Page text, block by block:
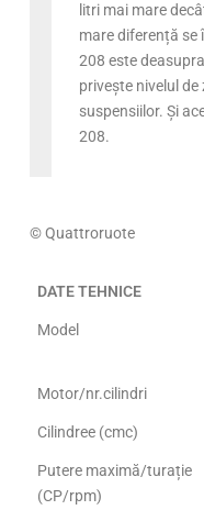
litri mai mare
mare diferență se
208 este
privește nivelul
suspensiilor. Și
208.
© Quattroruote
DATE TEHNICE
Model
Motor/nr.cilindri
Cilindree (cmc)
Putere maximă/turație
(CP/rpm)